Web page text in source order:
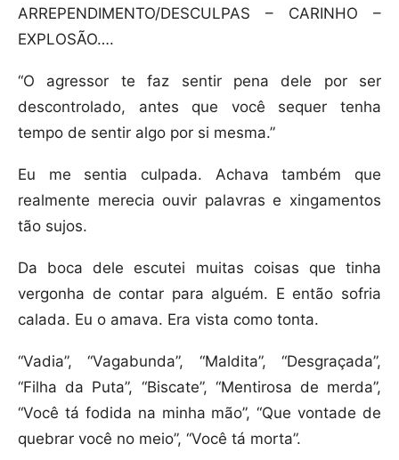
ARREPENDIMENTO/DESCULPAS – CARINHO –
EXPLOSÃO….
“O agressor te faz sentir pena dele por ser
descontrolado, antes que você sequer tenha
tempo de sentir algo por si mesma.”
Eu me sentia culpada. Achava também que
realmente merecia ouvir palavras e xingamentos
tão sujos.
Da boca dele escutei muitas coisas que tinha
vergonha de contar para alguém. E então sofria
calada. Eu o amava. Era vista como tonta.
“Vadia”, “Vagabunda”, “Maldita”, “Desgraçada”,
“Filha da Puta”, “Biscate”, “Mentirosa de merda”,
“Você tá fodida na minha mão”, “Que vontade de
quebrar você no meio”, “Você tá morta”.